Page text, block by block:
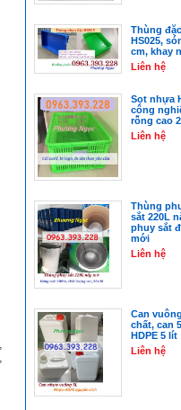
Thùng
HS025,
cm, khay
Liên hệ
Sọt nhựa
công
rỗng cao
Liên hệ
Thùng
sắt 220L
phuy sắt
mới
Liên hệ
Can
chất, can
HDPE 5 lít
Liên hệ